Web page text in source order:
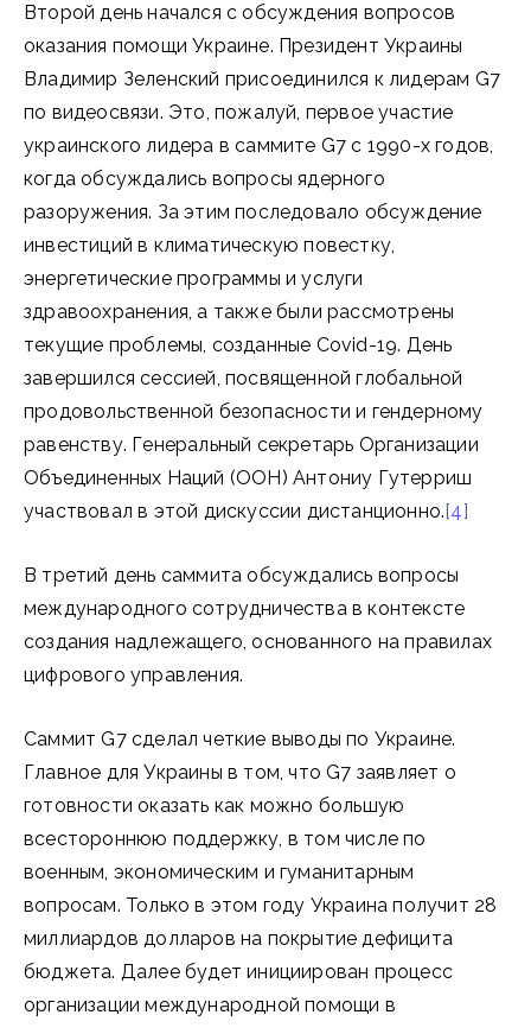
Второй день начался с обсуждения вопросов
оказания помощи Украине. Президент Украины
Владимир Зеленский присоединился к лидерам G7
по видеосвязи. Это, пожалуй, первое участие
украинского лидера в саммите G7 с 1990-х годов,
когда обсуждались вопросы ядерного
разоружения. За этим последовало обсуждение
инвестиций в климатическую повестку,
энергетические программы и услуги
здравоохранения, а также были рассмотрены
текущие проблемы, созданные Covid-19. День
завершился сессией, посвященной глобальной
продовольственной безопасности и гендерному
равенству. Генеральный секретарь Организации
Объединенных Наций (ООН) Антониу Гутерриш
участвовал в этой дискуссии дистанционно.[4]
В третий день саммита обсуждались вопросы
международного сотрудничества в контексте
создания надлежащего, основанного на правилах
цифрового управления.
Саммит G7 сделал четкие выводы по Украине.
Главное для Украины в том, что G7 заявляет о
готовности оказать как можно большую
всестороннюю поддержку, в том числе по
военным, экономическим и гуманитарным
вопросам. Только в этом году Украина получит 28
миллиардов долларов на покрытие дефицита
бюджета. Далее будет инициирован процесс
организации международной помощи в